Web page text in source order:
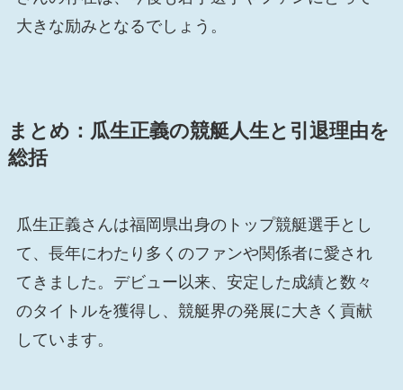
大きな励みとなるでしょう。
まとめ：瓜生正義の競艇人生と引退理由を
総括
瓜生正義さんは福岡県出身のトップ競艇選手とし
て、長年にわたり多くのファンや関係者に愛され
てきました。デビュー以来、安定した成績と数々
のタイトルを獲得し、競艇界の発展に大きく貢献
しています。